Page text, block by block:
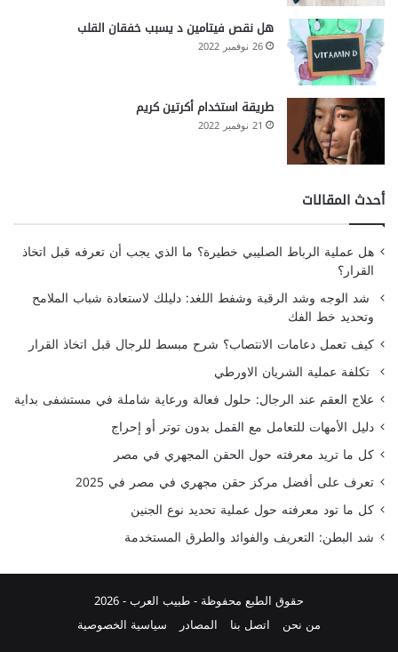
هل نقص فيتامين د يسبب خفقان القلب
26 نوفمبر 2022
طريقة استخدام أكرتين كريم
21 نوفمبر 2022
أحدث المقالات
هل عملية الرباط الصليبي خطيرة؟ ما الذي يجب أن تعرفه قبل اتخاذ
القرار؟
شد الوجه وشد الرقبة وشفط اللغد: دليلك لاستعادة شباب الملامح
وتحديد خط الفك
كيف تعمل دعامات الانتصاب؟ شرح مبسط للرجال قبل اتخاذ القرار
تكلفة عملية الشريان الاورطي
علاج العقم عند الرجال: حلول فعالة ورعاية شاملة في مستشفى بداية
دليل الأمهات للتعامل مع القمل بدون توتر أو إحراج
كل ما تريد معرفته حول الحقن المجهري في مصر
تعرف على أفضل مركز حقن مجهري في مصر في 2025
كل ما تود معرفته حول عملية تحديد نوع الجنين
شد البطن: التعريف والفوائد والطرق المستخدمة
حقوق الطبع محفوظة -طبيب العرب- 2026
من نحن
اتصل بنا المصادر سياسية الخصوصية